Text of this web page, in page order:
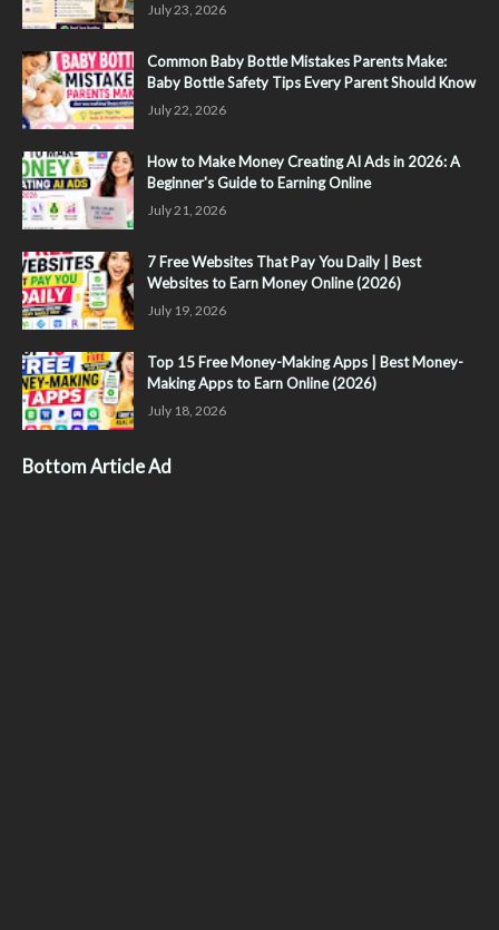
July 23, 2026
Common Baby Bottle Mistakes Parents Make:
Baby Bottle Safety Tips Every Parent Should Know
July 22, 2026
How to Make Money Creating AI Ads in 2026: A
Beginner's Guide to Earning Online
July 21, 2026
7 Free Websites That Pay You Daily | Best
Websites to Earn Money Online (2026)
July 19, 2026
Top 15 Free Money-Making Apps | Best Money-
Making Apps to Earn Online (2026)
July 18, 2026
Bottom Article Ad